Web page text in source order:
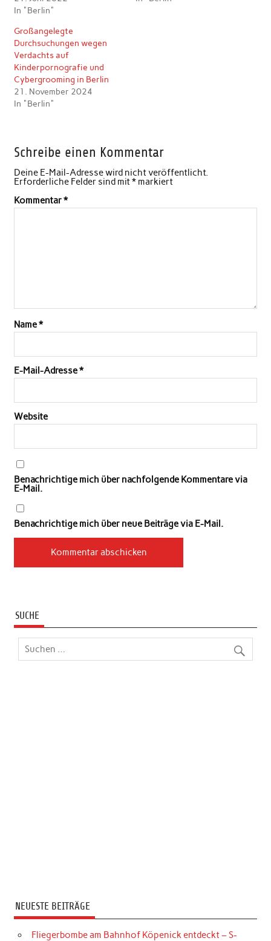
In "Berlin"
Großangelegte
Durchsuchungen wegen
Verdachts auf
Kinderpornografie und
Cybergrooming in Berlin
21. November 2024
In "Berlin"
Schreibe einen Kommentar
Deine E-Mail-Adresse wird nicht veröffentlicht.
Erforderliche Felder sind mit*markiert
Kommentar*
Name*
E-Mail-Adresse*
Website
Benachrichtige mich über nachfolgende Kommentare via
E-Mail.
Benachrichtige mich über neue Beiträge via E-Mail.
SUCHE
NEUESTE BEITRÄGE
Fliegerbombe am Bahnhof Köpenick entdeckt – S-